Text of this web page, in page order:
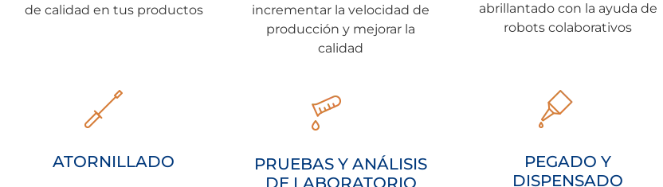
de calidad en tus productos
incrementar la velocidad de
producción y mejorar la
calidad
abrillantado con la ayuda de
robots colaborativos
ATORNILLADO
PRUEBAS Y ANÁLISIS
DE LABORATORIO
PEGADO Y
DISPENSADO